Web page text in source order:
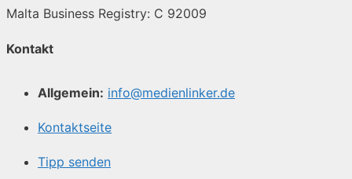
Malta Business Registry: C 92009
Kontakt
Allgemein: info@medienlinker.de
Kontaktseite
Tipp senden